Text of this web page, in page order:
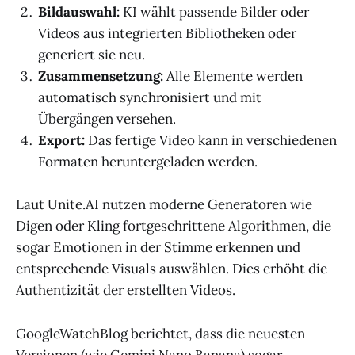
Bildauswahl: KI wählt passende Bilder oder
Videos aus integrierten Bibliotheken oder
generiert sie neu.
Zusammensetzung:Alle Elemente werden
automatisch synchronisiert und mit
Übergängen versehen.
Export: Das fertige Video kann in verschiedenen
Formaten heruntergeladen werden.
Laut Unite.AI nutzen moderne Generatoren wie
Digen oder Kling fortgeschrittene Algorithmen, die
sogar Emotionen in der Stimme erkennen und
entsprechende Visuals auswählen. Dies erhöht die
Authentizität der erstellten Videos.
GoogleWatchBlog berichtet, dass die neuesten